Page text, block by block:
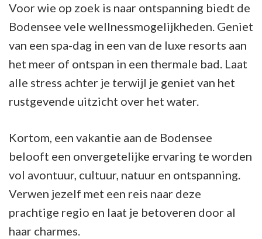
Voor wie op zoek is naar ontspanning biedt de
Bodensee vele wellnessmogelijkheden. Geniet
van een spa-dag in een van de luxe resorts aan
het meer of ontspan in een thermale bad. Laat
alle stress achter je terwijl je geniet van het
rustgevende uitzicht over het water.
Kortom, een vakantie aan de Bodensee
belooft een onvergetelijke ervaring te worden
vol avontuur, cultuur, natuur en ontspanning.
Verwen jezelf met een reis naar deze
prachtige regio en laat je betoveren door al
haar charmes.